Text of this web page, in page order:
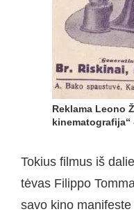
Reklama Leono
kinematografija“
Tokius filmus iš
tėvas Filippo
savo kino